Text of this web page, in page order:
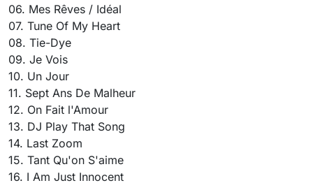
06. Mes Rêves / Idéal
07. Tune Of My Heart
08. Tie-Dye
09. Je Vois
10. Un Jour
11. Sept Ans De Malheur
12. On Fait l'Amour
13. DJ Play That Song
14. Last Zoom
15. Tant Qu'on S'aime
16. I Am Just Innocent